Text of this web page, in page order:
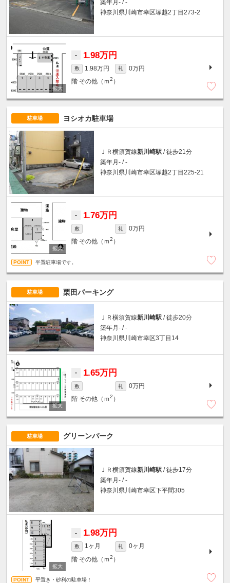
築年月- / -
神奈川県川崎市幸区塚越2丁目273-2
- 1.98万円
敷 1.98万円 礼
0万円
階 その他（ｍ2 ）
駐車場 ヨシオカ駐車場
ＪＲ横須賀線新川崎駅 / 徒歩21分
築年月- / -
神奈川県川崎市幸区塚越2丁目225-21
- 1.76万円
敷 礼
0万円
階 その他（ｍ2 ）
平置駐車場です。
駐車場 栗田パーキング
ＪＲ横須賀線新川崎駅 / 徒歩20分
築年月- / -
神奈川県川崎市幸区3丁目14
- 1.65万円
敷 礼
0万円
階 その他（ｍ2 ）
駐車場 グリーンパーク
ＪＲ横須賀線新川崎駅 / 徒歩17分
築年月- / -
神奈川県川崎市幸区下平間305
- 1.98万円
敷 1ヶ月 礼
0ヶ月
階 その他（ｍ2 ）
平置き・砂利の駐車場！